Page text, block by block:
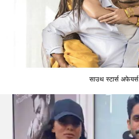
साउथ स्टार्स अफेयर्स